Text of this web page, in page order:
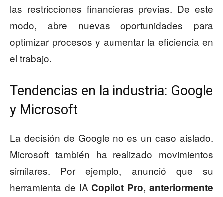
las restricciones financieras previas. De este
modo, abre nuevas oportunidades para
optimizar procesos y aumentar la eficiencia en
el trabajo.
Tendencias en la industria: Google
y Microsoft
La decisión de Google no es un caso aislado.
Microsoft también ha realizado movimientos
similares. Por ejemplo, anunció que su
herramienta de IA Copilot Pro, anteriormente